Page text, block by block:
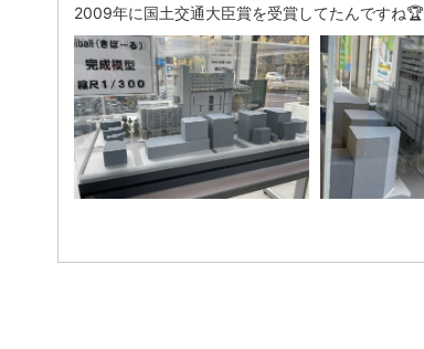
2009年に国土交通大臣賞を受賞してたんですね🏆